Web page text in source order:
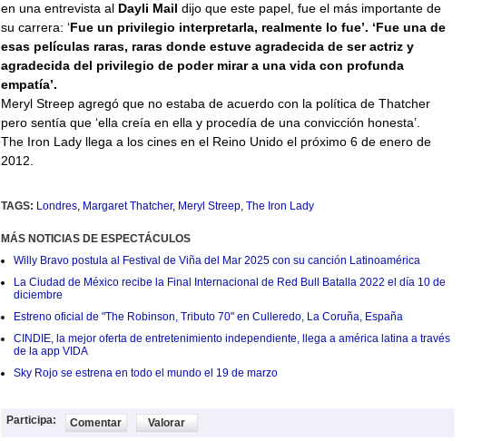
en una entrevista al Dayli Mail dijo que este papel, fue el más importante de
su carrera: ‘Fue un privilegio interpretarla, realmente lo fue’. ‘Fue una de
esas películas raras, raras donde estuve agradecida de ser actriz y
agradecida del privilegio de poder mirar a una vida con profunda
empatía’.
Meryl Streep agregó que no estaba de acuerdo con la política de Thatcher
pero sentía que ‘ella creía en ella y procedía de una convicción honesta’.
The Iron Lady llega a los cines en el Reino Unido el próximo 6 de enero de
2012.
TAGS: Londres, Margaret Thatcher, Meryl Streep, The Iron Lady
MÁS NOTICIAS DE ESPECTÁCULOS
Willy Bravo postula al Festival de Viña del Mar 2025 con su canción Latinoamérica
La Ciudad de México recibe la Final Internacional de Red Bull Batalla 2022 el día 10 de
diciembre
Estreno oficial de "The Robinson, Tributo 70" en Culleredo, La Coruña, España
CINDIE, la mejor oferta de entretenimiento independiente, llega a américa latina a través
de la app VIDA
Sky Rojo se estrena en todo el mundo el 19 de marzo
Participa: Comentar Valorar